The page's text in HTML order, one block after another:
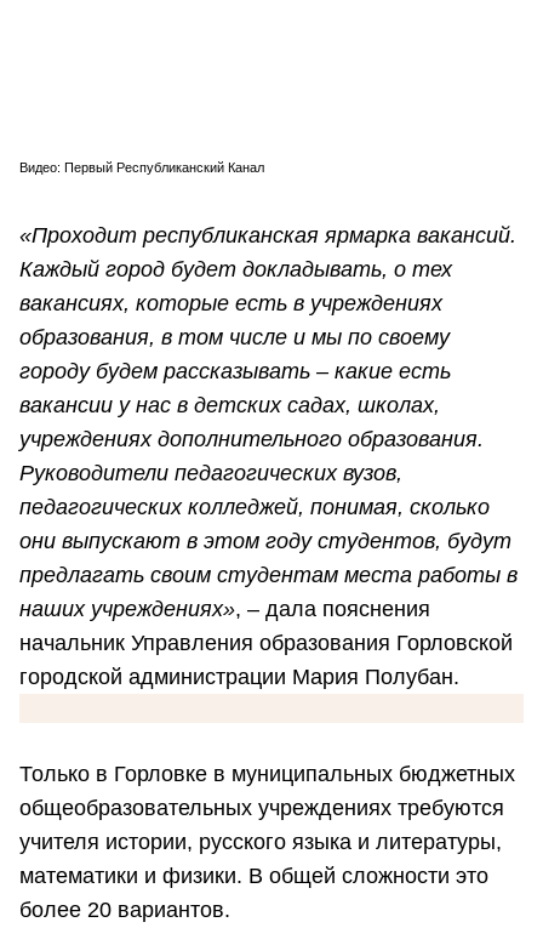
Видео: Первый Республиканский Канал
«Проходит республиканская ярмарка вакансий.
Каждый город будет докладывать, о тех
вакансиях, которые есть в учреждениях
образования, в том числе и мы по своему
городу будем рассказывать – какие есть
вакансии у нас в детских садах, школах,
учреждениях дополнительного образования.
Руководители педагогических вузов,
педагогических колледжей, понимая, сколько
они выпускают в этом году студентов, будут
предлагать своим студентам места работы в
наших учреждениях», – дала пояснения
начальник Управления образования Горловской
городской администрации Мария Полубан.
Только в Горловке в муниципальных бюджетных
общеобразовательных учреждениях требуются
учителя истории, русского языка и литературы,
математики и физики. В общей сложности это
более 20 вариантов.